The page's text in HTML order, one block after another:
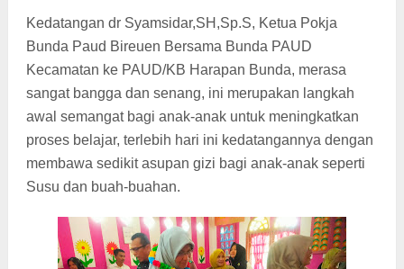
Kedatangan dr Syamsidar,SH,Sp.S, Ketua Pokja
Bunda Paud Bireuen Bersama Bunda PAUD
Kecamatan ke PAUD/KB Harapan Bunda, merasa
sangat bangga dan senang, ini merupakan langkah
awal semangat bagi anak-anak untuk meningkatkan
proses belajar, terlebih hari ini kedatangannya dengan
membawa sedikit asupan gizi bagi anak-anak seperti
Susu dan buah-buahan.